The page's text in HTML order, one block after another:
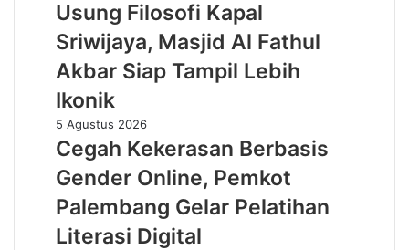
Tingkatkan
Pendapatan
Daerah
Filosofi
Kapal
Sriwijaya,
Masjid
Al
Fathul
Akbar
Siap
Tampil
Lebih
Ikonik
Usung Filosofi Kapal
Sriwijaya, Masjid Al Fathul
Akbar Siap Tampil Lebih
Ikonik
Cegah
Kekerasan
Berbasis
Gender
Online,
Pemkot
Palembang
5 Agustus 2026
Cegah Kekerasan Berbasis
Gender Online, Pemkot
Palembang Gelar Pelatihan
Literasi Digital